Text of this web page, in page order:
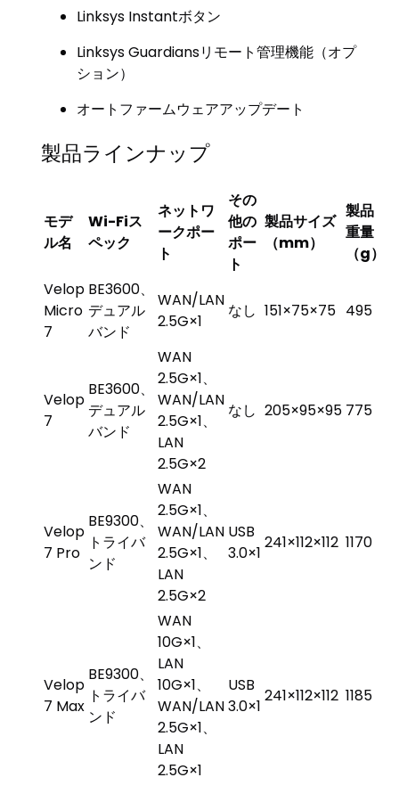
Linksys Instantボタン
Linksys Guardiansリモート管理機能（オプ
ション）
オートファームウェアアップデート
製品ラインナップ
モデ
ル名
Wi-Fiス
ペック
ネットワ
ークポー
ト
その
他の
ポー
ト
製品サイズ
（mm）
製品
重量
（g）
Velop
Micro
7
BE3600、
デュアル
バンド
WAN/LAN
2.5G×1
なし 151×75×75 495
Velop
7
BE3600、
デュアル
バンド
WAN
2.5G×1、
WAN/LAN
2.5G×1、
LAN
2.5G×2
なし 205×95×95 775
Velop
7 Pro
BE9300、
トライバ
ンド
WAN
2.5G×1、
WAN/LAN
2.5G×1、
LAN
2.5G×2
USB
3.0×1
241×112×112 1170
Velop
7 Max
BE9300、
トライバ
ンド
WAN
10G×1、
LAN
10G×1、
WAN/LAN
2.5G×1、
LAN
2.5G×1
USB
3.0×1
241×112×112 1185